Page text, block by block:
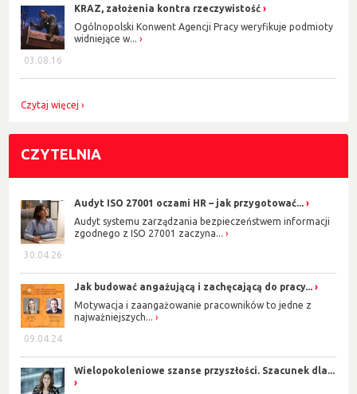
03.08.16
KRAZ, założenia kontra rzeczywistość
Ogólnopolski Konwent Agencji Pracy weryfikuje podmioty
widniejące w...
Czytaj więcej
CZYTELNIA
30.04.26
Audyt ISO 27001 oczami HR – jak przygotować...
Audyt systemu zarządzania bezpieczeństwem informacji
zgodnego z ISO 27001 zaczyna...
09.04.24
Jak budować angażującą i zachęcającą do pracy...
Motywacja i zaangażowanie pracowników to jedne z
najważniejszych...
Wielopokoleniowe szanse przyszłości. Szacunek dla...